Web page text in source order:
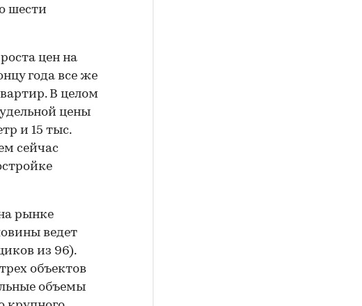
шести
цен на
года все же
В целом
цены
и 15 тыс.
сейчас
рынке
ведет
из 96).
объектов
объемы